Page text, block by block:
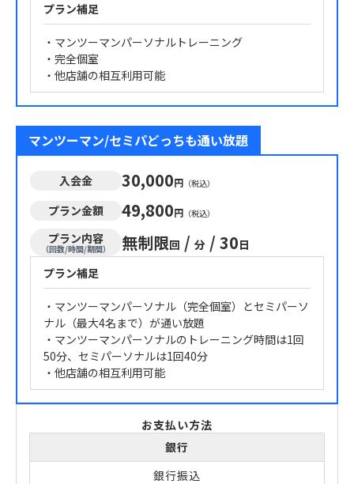
プラン補足
・マンツーマンパーソナルトレーニング
・完全個室
・他店舗の相互利用可能
マンツーマン/セミパどっちも通い放題
入会金 30,000円 （税込）
プラン金額 49,800円 （税込）
プラン内容
（回数/時間/期間） 無制限回 / 分 / 30日
プラン補足
・マンツーマンパーソナル（完全個室）とセミパーソ
ナル（最大4名まで）が通い放題
・マンツーマンパーソナルのトレーニング時間は1回
50分、セミパーソナルは1回40分
・他店舗の相互利用可能
お支払い方法
銀行
銀行振込